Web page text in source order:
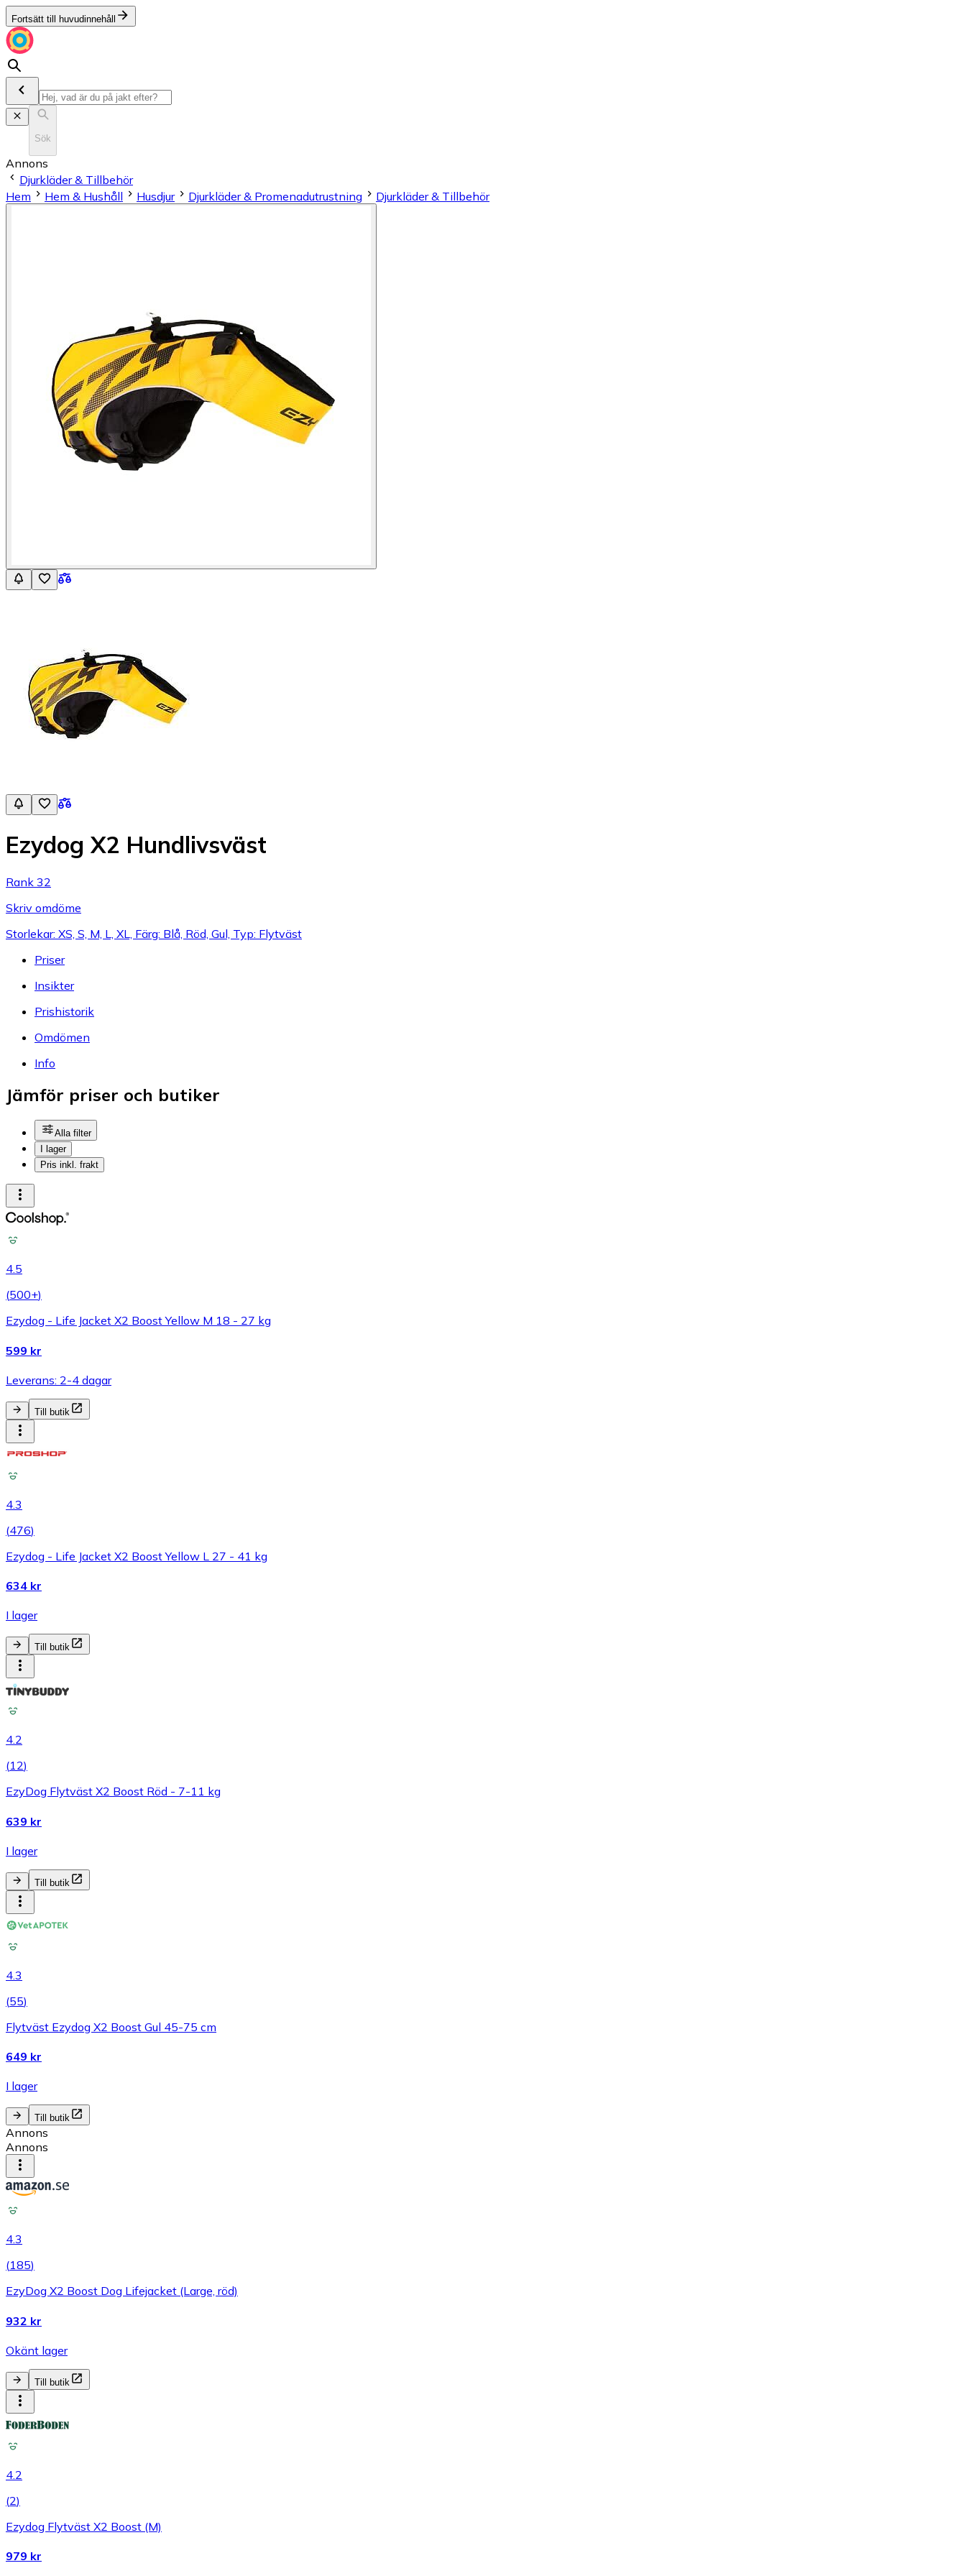
Fortsätt till huvudinnehåll
Sök
Annons
Djurkläder & Tillbehör
Hem
Hem & Hushåll Husdjur Djurkläder & Promenadutrustning Djurkläder & Tillbehör
Ezydog X2 Hundlivsväst
Rank 32
Skriv omdöme
Storlekar: XS, S, M, L, XL, Färg: Blå, Röd, Gul, Typ: Flytväst
Priser
Insikter
Prishistorik
Omdömen
Info
Jämför priser och butiker
Alla filter
I lager
Pris inkl. frakt
4.5
(500+)
Ezydog - Life Jacket X2 Boost Yellow M 18 - 27 kg
599 kr
Leverans: 2-4 dagar
Till butik
4.3
(476)
Ezydog - Life Jacket X2 Boost Yellow L 27 - 41 kg
634 kr
I lager
Till butik
4.2
(12)
EzyDog Flytväst X2 Boost Röd - 7-11 kg
639 kr
I lager
Till butik
4.3
(55)
Flytväst Ezydog X2 Boost Gul 45-75 cm
649 kr
I lager
Till butik
Annons
Annons
4.3
(185)
EzyDog X2 Boost Dog Lifejacket (Large, röd)
932 kr
Okänt lager
Till butik
4.2
(2)
Ezydog Flytväst X2 Boost (M)
979 kr